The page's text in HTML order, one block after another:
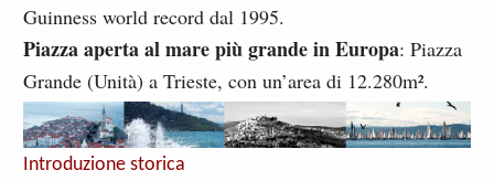
Guinness world record dal 1995.
Piazza aperta al mare più grande in Europa: Piazza
Grande (Unità) a Trieste, con un’area di 12.280m².
Introduzione storica